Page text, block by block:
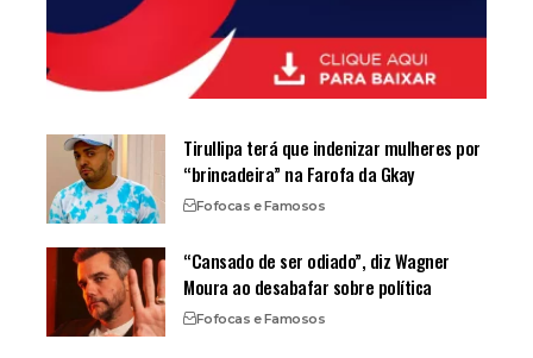
Tirullipa terá que indenizar mulheres por
“brincadeira” na Farofa da Gkay
Fofocas e Famosos
“Cansado de ser odiado”, diz Wagner
Moura ao desabafar sobre política
Fofocas e Famosos